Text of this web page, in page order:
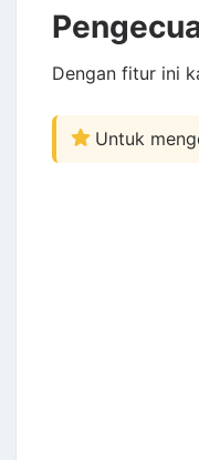
Dengan fitur ini
Untuk